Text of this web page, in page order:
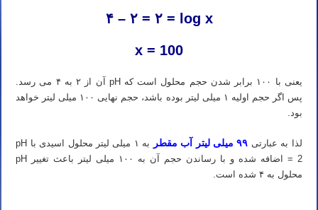
۴ – ۲ = ۲ = log x
x = 100
یعنی با ۱۰۰ برابر شدن حجم محلول است که pH آن از ۲ به ۴ می رسد.
پس اگر حجم اولیه ۱ میلی لیتر بوده باشد، حجم نهایی ۱۰۰ میلی لیتر خواهد
بود.
لذا به عبارتی ۹۹ میلی لیتر آب مقطر
به ۱ میلی لیتر محلول اسیدی با pH
= 2 اضافه شده و با رساندن حجم آن به ۱۰۰ میلی لیتر باعث تغییر pH
محلول به ۴ شده است.